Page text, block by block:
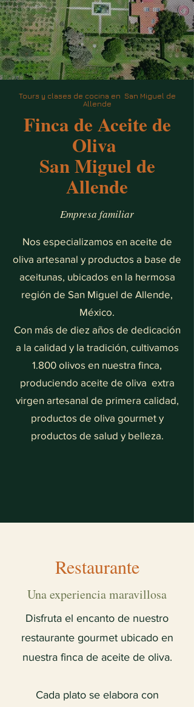
Tours y clases de cocina en San Miguel de
Allende
Finca de Aceite de
Oliva
San Miguel de
Allende
Empresa familiar
Nos especializamos en aceite de
oliva artesanal y productos a base de
aceitunas, ubicados en la hermosa
región de San Miguel de Allende,
México.
Con más de diez años de dedicación
a la calidad y la tradición, cultivamos
1.800 olivos en nuestra finca,
produciendo aceite de oliva extra
virgen artesanal de primera calidad,
productos de oliva gourmet y
productos de salud y belleza.
Restaurante
Una experiencia maravillosa
Disfruta el encanto de nuestro
restaurante gourmet ubicado en
nuestra finca de aceite de oliva.
Cada plato se elabora con